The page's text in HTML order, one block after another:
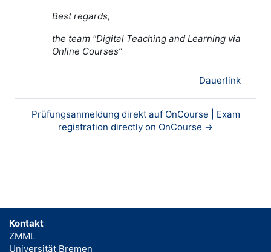
Best regards,
the team "Digital Teaching and Learning via
Online Courses”
Dauerlink
Prüfungsanmeldung direkt auf OnCourse | Exam
registration directly on OnCourse →
Kontakt
ZMML
Universität Bremen